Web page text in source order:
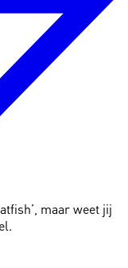
maar weet jij